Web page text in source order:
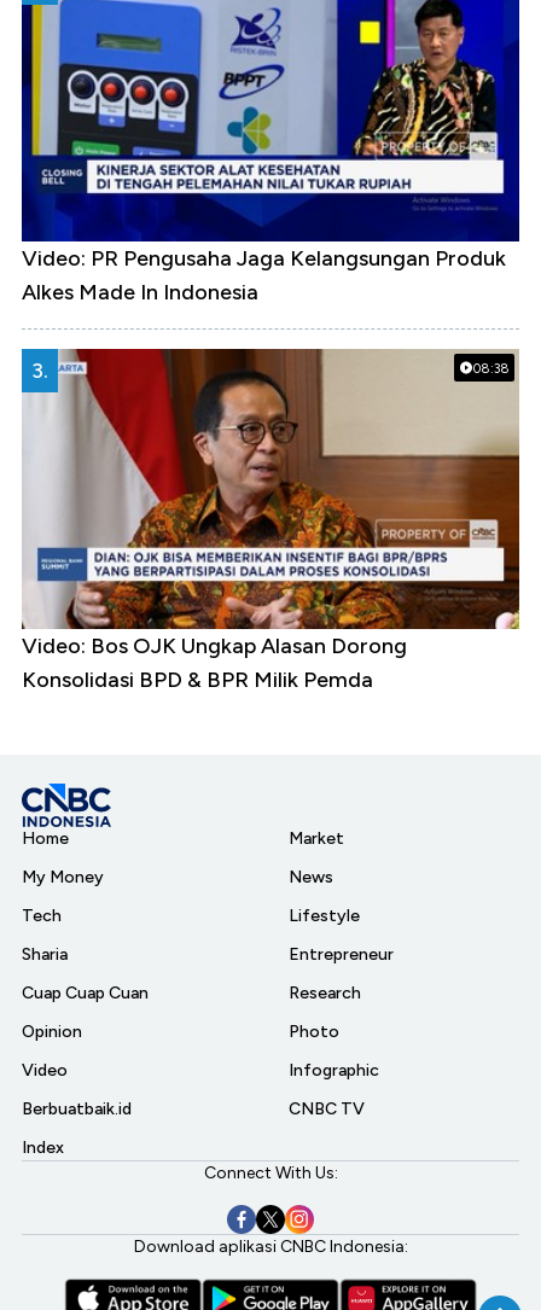
Video: PR Pengusaha Jaga Kelangsungan Produk
Alkes Made In Indonesia
08:38
3.
Video: Bos OJK Ungkap Alasan Dorong
Konsolidasi BPD & BPR Milik Pemda
Home
My Money
Tech
Sharia
Cuap Cuap Cuan
Opinion
Video
Berbuatbaik.id
Index
Market
News
Lifestyle
Entrepreneur
Research
Photo
Infographic
CNBC TV
Connect With Us:
Download aplikasi CNBC Indonesia: